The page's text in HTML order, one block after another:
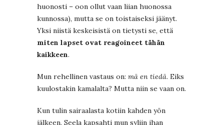
huonosti – oon ollut vaan liian huonossa
kunnossa), mutta se on toistaiseksi jäänyt.
Yksi niistä keskeisistä on tietysti se, että
miten lapset ovat reagoineet tähän
kaikkeen.
Mun rehellinen vastaus on: mä en tiedä. Eiks
kuulostakin kamalalta? Mutta niin se vaan on.
Kun tulin sairaalasta kotiin kahden yön
jälkeen, Seela kapsahti mun syliin ihan